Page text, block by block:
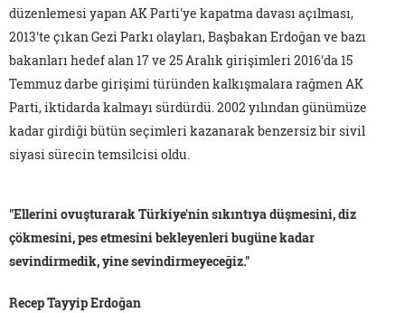
düzenlemesi yapan AK Parti'ye kapatma davası açılması,
2013'te çıkan Gezi Parkı olayları, Başbakan Erdoğan ve bazı
bakanları hedef alan 17 ve 25 Aralık girişimleri 2016'da 15
Temmuz darbe girişimi türünden kalkışmalara rağmen AK
Parti, iktidarda kalmayı sürdürdü. 2002 yılından günümüze
kadar girdiği bütün seçimleri kazanarak benzersiz bir sivil
siyasi sürecin temsilcisi oldu.
"Ellerini ovuşturarak Türkiye'nin sıkıntıya düşmesini, diz
çökmesini, pes etmesini bekleyenleri bugüne kadar
sevindirmedik, yine sevindirmeyeceğiz."
Recep Tayyip Erdoğan